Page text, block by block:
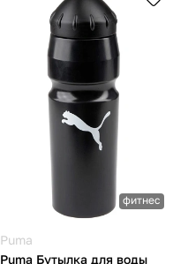
фитнес
Puma
Puma Бутылка для воды